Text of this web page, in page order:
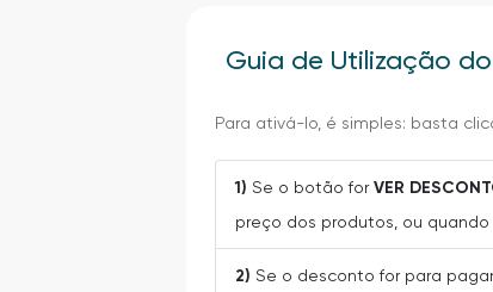
Guia de Utilização
Para ativá-lo, é simples: basta
1) Se o botão forVER
preço dos produtos, ou
2) Se o desconto for para